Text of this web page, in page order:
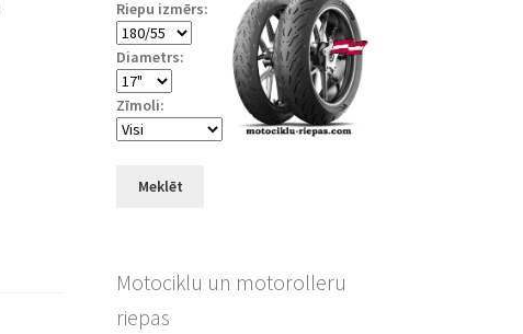
Riepu izmērs:
Diametrs:
Zīmoli:
Meklēt
Motociklu un motorolleru
riepas